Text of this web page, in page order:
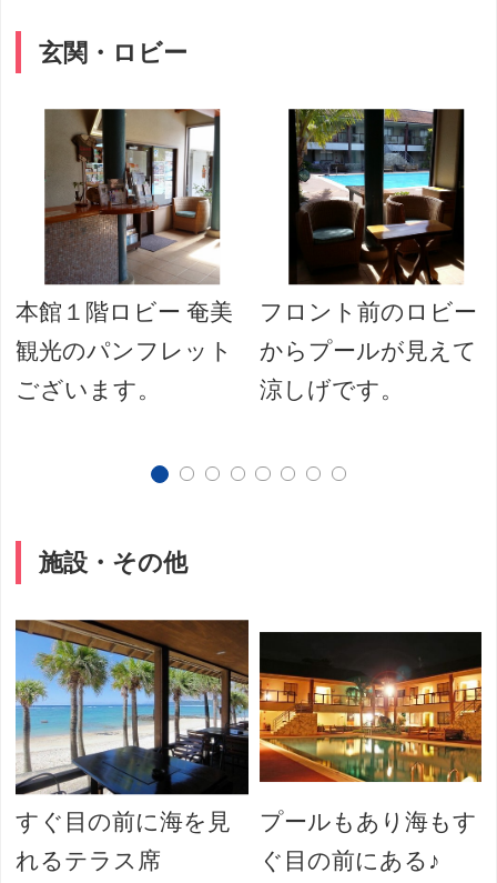
玄関・ロビー
本館１階ロビー 奄美
観光のパンフレット
ございます。
フロント前のロビー
からプールが見えて
涼しげです。
施設・その他
すぐ目の前に海を見
れるテラス席
プールもあり海もす
ぐ目の前にある♪